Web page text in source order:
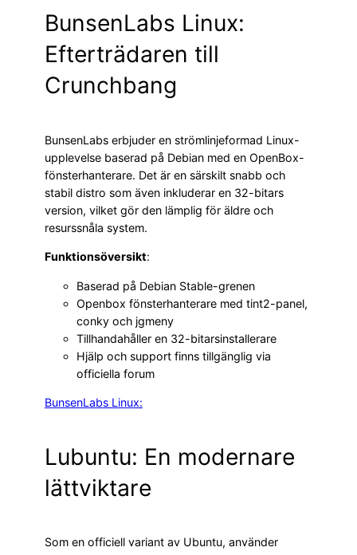
BunsenLabs Linux:
Efterträdaren till
Crunchbang
BunsenLabs erbjuder en strömlinjeformad Linux-
upplevelse baserad på Debian med en OpenBox-
fönsterhanterare. Det är en särskilt snabb och
stabil distro som även inkluderar en 32-bitars
version, vilket gör den lämplig för äldre och
resurssnåla system.
Funktionsöversikt:
Baserad på Debian Stable-grenen
Openbox fönsterhanterare med tint2-panel,
conky och jgmeny
Tillhandahåller en 32-bitarsinstallerare
Hjälp och support finns tillgänglig via
officiella forum
BunsenLabs Linux:
Lubuntu: En modernare
lättviktare
Som en officiell variant av Ubuntu, använder